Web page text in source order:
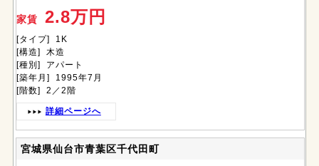
家賃 2.8万円
[タイプ] 1K
[構造] 木造
[種別] アパート
[築年月] 1995年7月
[階数] 2／2階
詳細ページへ
宮城県仙台市青葉区千代田町